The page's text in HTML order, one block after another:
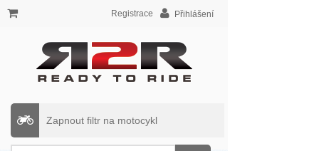
Přihlášení
Registrace
Zapnout filtr na motocykl